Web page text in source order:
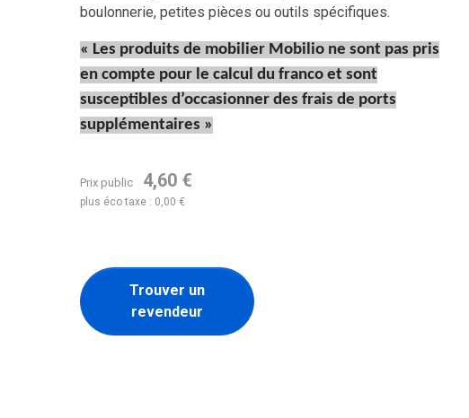
boulonnerie, petites pièces ou outils spécifiques.
« Les produits de mobilier Mobilio ne sont pas pris
en compte pour le calcul du franco et sont
susceptibles d’occasionner des frais de ports
supplémentaires »
Prix public 4,60 €
plus éco taxe : 0,00 €
Trouver un
revendeur